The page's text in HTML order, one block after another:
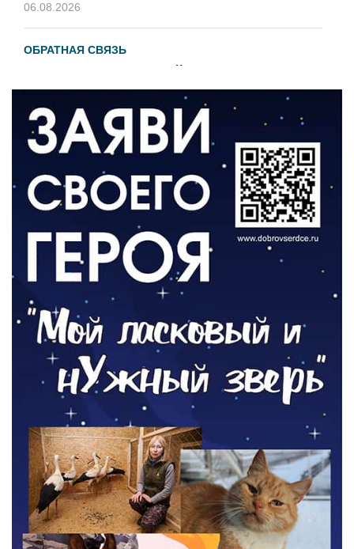
06.08.2026
ОБРАТНАЯ СВЯЗЬ
Администрация онлайн
ВЛАСТЬ
День памяти и «Симфония народов»
06.08.2026
Новый настил на экотропе
05.08.2026